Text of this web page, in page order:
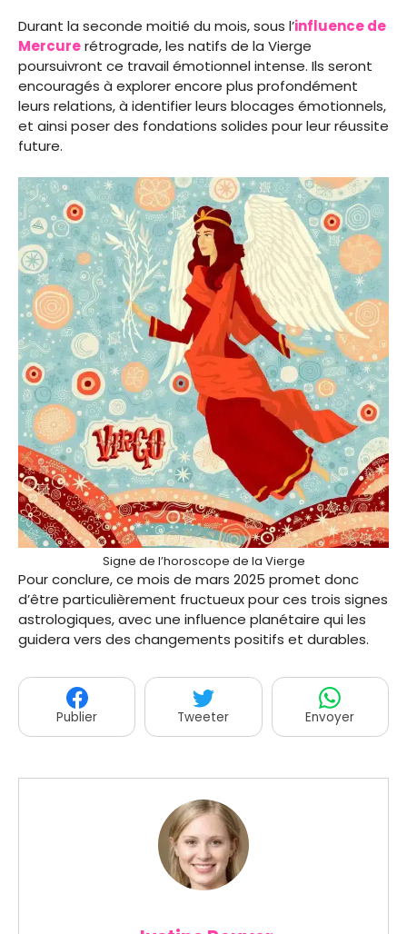
Durant la seconde moitié du mois, sous l’influence de
Mercurerétrograde, les natifs de la Vierge
poursuivront ce travail émotionnel intense. Ils seront
encouragés à explorer encore plus profondément
leurs relations, à identifier leurs blocages émotionnels,
et ainsi poser des fondations solides pour leur réussite
future.
Signe de l’horoscope de la Vierge
Pour conclure, ce mois de mars 2025 promet donc
d’être particulièrement fructueux pour ces trois signes
astrologiques, avec une influence planétaire qui les
guidera vers des changements positifs et durables.
Publier Tweeter Envoyer